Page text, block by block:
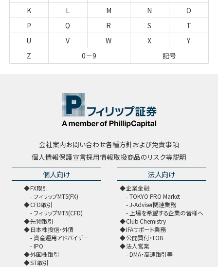
K
L M N
O
P
Q R S
T
U
V W X
Y
Z
0－9 記号
会社案内お問い合わせ各種方針および免責事項
個人情報保護宣言採用情報取扱商品のリスク等説明
個人向け
FX取引
フィリップMT5(FX)
CFD取引
フィリップMT5(CFD)
先物取引
日本株投信・外債
資産運用アドバイザー
IPO
外国株取引
ST取引
法人向け
企業金融
TOKYO PRO Market
J-Adviser関連業務
上場を希望する企業の皆様へ
Club Chemistry
IFAサポート業務
公開買付・TOB
法人営業
DMA・高速取引等